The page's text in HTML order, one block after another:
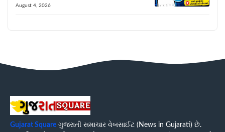
August 4, 2026
Gujarat Square ગુજરાતી સમાચાર વેબસાઈટ (News in Gujarati) છે.